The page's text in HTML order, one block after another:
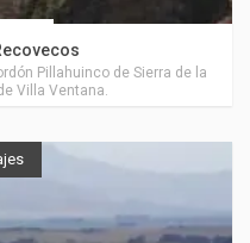
Pillahuinco de Sierra de la
Villa Ventana.